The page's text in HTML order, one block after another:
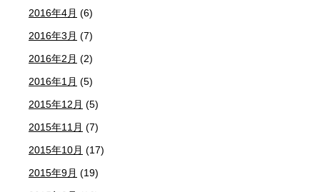
2016年4月 (6)
2016年3月 (7)
2016年2月 (2)
2016年1月 (5)
2015年12月 (5)
2015年11月 (7)
2015年10月 (17)
2015年9月 (19)